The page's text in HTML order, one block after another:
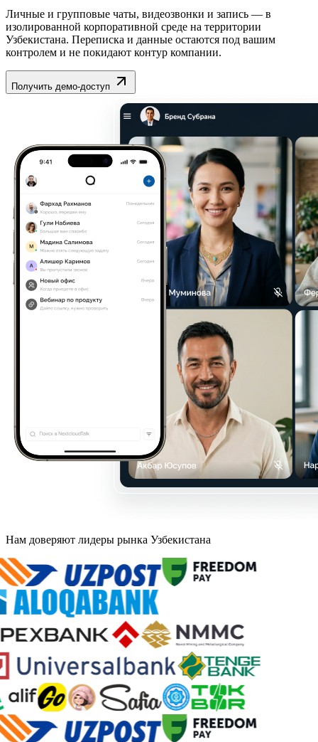
Личные и групповые чаты, видеозвонки и запись — в
изолированной корпоративной среде на территории
Узбекистана. Переписка и данные остаются под вашим
контролем и не покидают контур компании.
Получить демо-доступ
Нам доверяют лидеры рынка Узбекистана